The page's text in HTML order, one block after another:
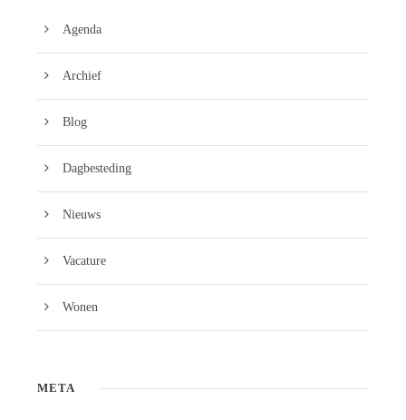
Agenda
Archief
Blog
Dagbesteding
Nieuws
Vacature
Wonen
META